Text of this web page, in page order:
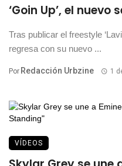
‘Goin Up’, el nuevo
Tras publicar el freestyle
regresa con su nuevo ...
Por Redacción Urbzine 1
VÍDEOS